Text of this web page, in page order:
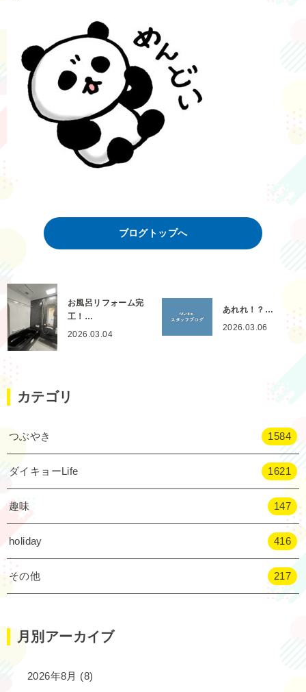
ブログトップへ
お風呂リフォーム完
工！…
2026.03.04
あれれ！？…
2026.03.06
カテゴリ
つぶやき 1584
ダイキョーLife 1621
趣味 147
holiday 416
その他 217
月別アーカイブ
2026年8月 (8)